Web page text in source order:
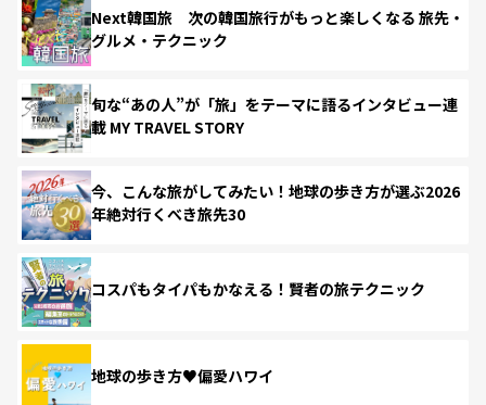
Next韓国旅 次の韓国旅行がもっと楽しくなる 旅先・
グルメ・テクニック
旬な“あの人”が「旅」をテーマに語るインタビュー連
載 MY TRAVEL STORY
今、こんな旅がしてみたい！地球の歩き方が選ぶ2026
年絶対行くべき旅先30
コスパもタイパもかなえる！賢者の旅テクニック
地球の歩き方♥偏愛ハワイ